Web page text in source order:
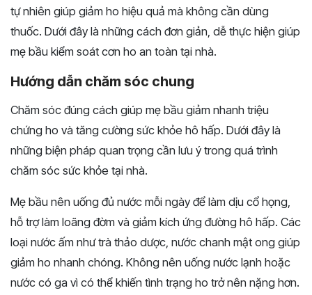
tự nhiên giúp giảm ho hiệu quả mà không cần dùng
thuốc. Dưới đây là những cách đơn giản, dễ thực hiện giúp
mẹ bầu kiểm soát cơn ho an toàn tại nhà.
Hướng dẫn chăm sóc chung
Chăm sóc đúng cách giúp mẹ bầu giảm nhanh triệu
chứng ho và tăng cường sức khỏe hô hấp. Dưới đây là
những biện pháp quan trọng cần lưu ý trong quá trình
chăm sóc sức khỏe tại nhà.
Mẹ bầu nên uống đủ nước mỗi ngày để làm dịu cổ họng,
hỗ trợ làm loãng đờm và giảm kích ứng đường hô hấp. Các
loại nước ấm như trà thảo dược, nước chanh mật ong giúp
giảm ho nhanh chóng. Không nên uống nước lạnh hoặc
nước có ga vì có thể khiến tình trạng ho trở nên nặng hơn.